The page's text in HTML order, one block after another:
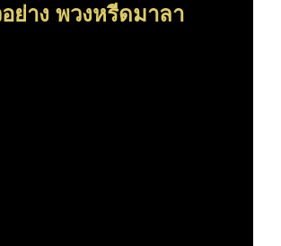
ย่าง พวงหรีดมาลา